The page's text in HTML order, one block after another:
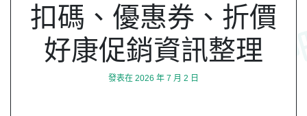
扣碼、優惠券、折價
好康促銷資訊整理
發表在 2026 年 7 月 2 日